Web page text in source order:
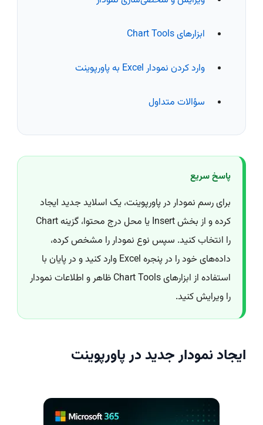
ابزارهای Chart Tools
وارد کردن نمودار Excel به پاورپوینت
سؤالات متداول
پاسخ سریع
برای رسم نمودار در پاورپوینت، یک اسلاید جدید ایجاد
کرده و از بخش Insert یا محل درج محتوا، گزینه Chart
را انتخاب کنید. سپس نوع نمودار را مشخص کرده،
داده‌های خود را در پنجره Excel وارد کنید و در پایان با
استفاده از ابزارهای Chart Tools ظاهر و اطلاعات نمودار
را ویرایش کنید.
ایجاد نمودار جدید در پاورپوینت